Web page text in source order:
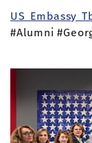
US Embassy
#Alumni